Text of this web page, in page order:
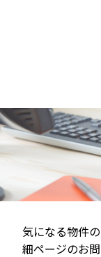
気になる物件
細ページのお